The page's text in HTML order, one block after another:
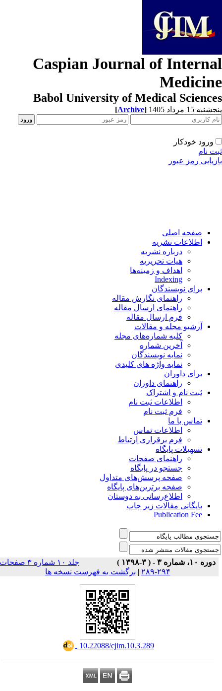
Caspian Journal of
Babol University of Medical
15 مرداد 1405 [Archive]
ورود خودکار
نام
رمز عبور
صفحه اصلی
اطلاعات نشریه
درباره نشریه
هیات تحریریه
اهداف و زمینه‌ها
Indexing
برای نویسندگان
راهنمای نگارش مقاله
راهنمای ارسال مقاله
فرم ارسال مقاله
آرشیو مجله و مقالات
کلیه شماره‌های مجله
آخرین شماره
نمایه نویسندگان
نمایه واژه های کلیدی
برای داوران
راهنمای داوران
ثبت نام و اشتراک
اطلاعات ثبت نام
فرم ثبت نام
تماس با ما
اطلاعات تماس
فرم برقراری ارتباط
تسهیلات پایگاه
راهنمای صفحات
جستجو در پایگاه
صفحه پرسش‌های متداول
صفحه برترین‌های پایگاه
اطلاع‌رسانی به دوستان
بایگانی مقالات زیر چاپ
Publication Fee
دوره ۱۰، شماره ۳ - ( ۳-۱۳۹۸ )
جلد ۱۰ شماره ۳ صفحات
۲۹۴-۲۸۹
|برگشت به فهرست نسخه ها
‎ 10.22088/cjim.10.3.289